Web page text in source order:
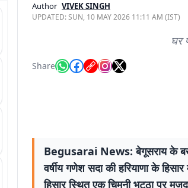
Author VIVEK SINGH
UPDATED:SUN, 10 MAY 2026 11:11 AM (IST)
घर
Share
Begusarai News: बेगूसराय के
वर्षीय गणेश सदा की हरियाणा के
हिसार स्थित एक चिमनी भट्ठा पर